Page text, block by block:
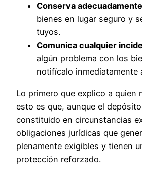
Conserva adecuadamente
bienes en lugar seguro y
tuyos.
Comunica cualquier
algún problema con los
notifícalo inmediatamente
Lo primero que explico a quien
esto es que, aunque el
constituido en circunstancias
obligaciones jurídicas que
plenamente exigibles y tienen
protección reforzado.